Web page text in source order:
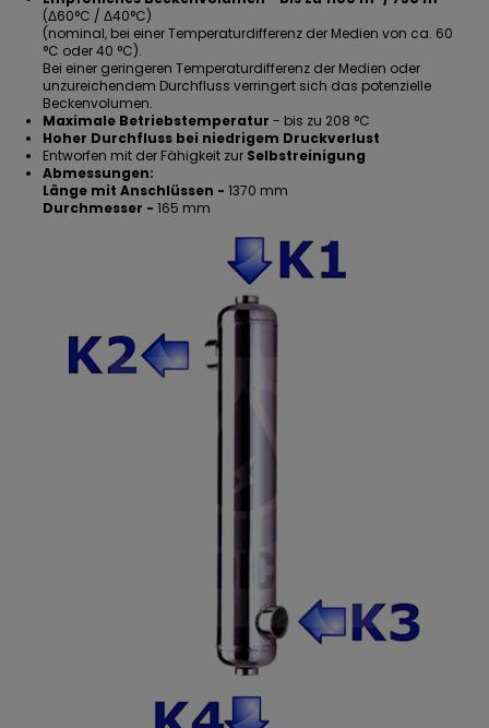
(Δ60°C / Δ40°C)
(nominal, bei einer Temperaturdifferenz der Medien von ca. 60
°C oder 40 °C).
Bei einer geringeren Temperaturdifferenz der Medien oder
unzureichendem Durchfluss verringert sich das potenzielle
Beckenvolumen.
Maximale Betriebstemperatur - bis zu 208 °C
Hoher Durchfluss bei niedrigem Druckverlust
Entworfen mit der Fähigkeit zur Selbstreinigung
Abmessungen:
Länge mit Anschlüssen - 1370 mm
Durchmesser - 165 mm